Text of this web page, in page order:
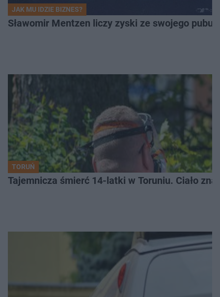
JAK MU IDZIE BIZNES?
Sławomir Mentzen liczy zyski ze swojego
TORUŃ
Tajemnicza śmierć 14-latki w Toruniu. Ciało